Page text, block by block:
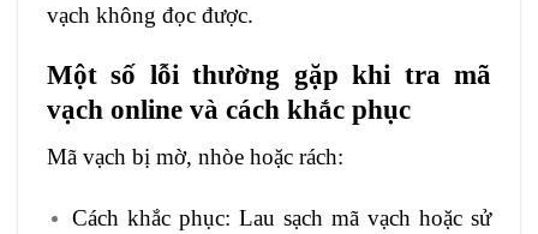
vạch không đọc được.
Một số lỗi thường gặp khi tra mã
vạch online và cách khắc phục
Mã vạch bị mờ, nhòe hoặc rách:
Cách khắc phục: Lau sạch mã vạch hoặc sử